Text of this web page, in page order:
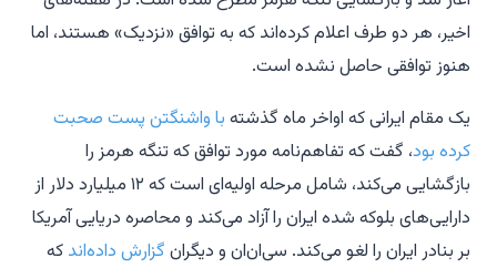
اخیر، هر دو طرف اعلام کرده‌اند که به توافق «نزدیک» هستند، اما
هنوز توافقی حاصل نشده است.
یک مقام ایرانی که اواخر ماه گذشته با واشنگتن پست صحبت
کرده بود، گفت که تفاهم‌نامه مورد توافق که تنگه هرمز را
بازگشایی می‌کند، شامل مرحله اولیه‌ای است که ۱۲ میلیارد دلار از
دارایی‌های بلوکه شده ایران را آزاد می‌کند و محاصره دریایی آمریکا
بر بنادر ایران را لغو می‌کند. سی‌ان‌ان و دیگران گزارش داده‌اند که